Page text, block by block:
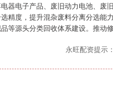
电子产品、废旧动力电池、废
精度，提升混杂废料分离分选能
源头分类回收体系建设。推动
永旺配资提示